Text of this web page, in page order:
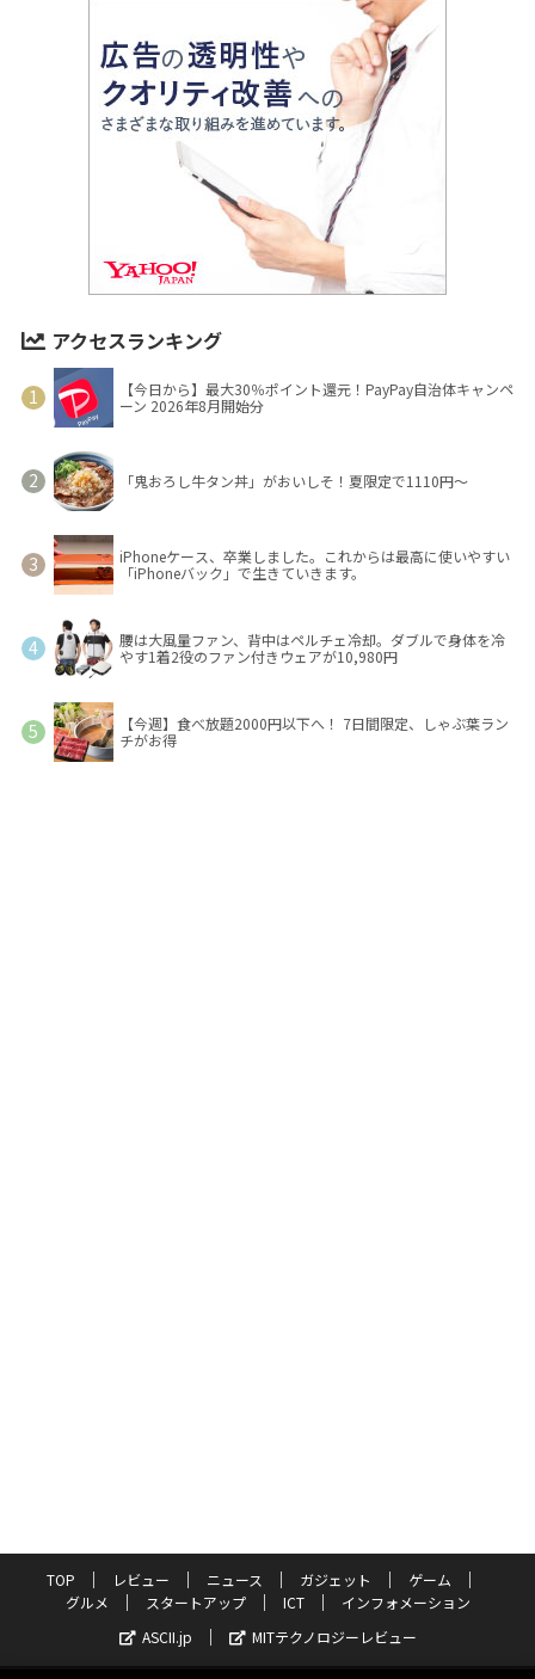
アクセスランキング
【今日から】最大30％ポイント還元！PayPay自治体キャンペ
ーン 2026年8月開始分
「鬼おろし牛タン丼」がおいしそ！夏限定で1110円～
iPhoneケース、卒業しました。これからは最高に使いやすい
「iPhoneバック」で生きていきます。
腰は大風量ファン、背中はペルチェ冷却。ダブルで身体を冷
やす1着2役のファン付きウェアが10,980円
【今週】食べ放題2000円以下へ！ 7日間限定、しゃぶ葉ラン
チがお得
TOP レビュー ニュース ガジェット
ゲーム
グルメ
スタートアップ ICT
インフォメーション
ASCII.jp
MITテクノロジーレビュー